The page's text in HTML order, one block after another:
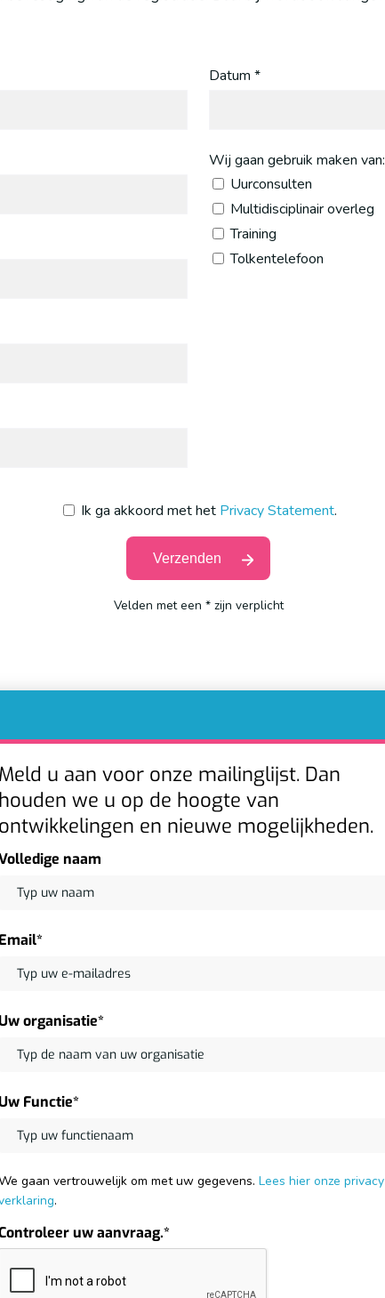
Datum *
Wij gaan gebruik maken van:
Uurconsulten
Multidisciplinair overleg
Training
Tolkentelefoon
Ik ga akkoord met het Privacy Statement.
Velden met een * zijn verplicht
Meld u aan voor onze mailinglijst. Dan
houden we u op de hoogte van
ontwikkelingen en nieuwe mogelijkheden.
naam
Email*
organisatie*
Functie*
gaan vertrouwelijk om met uw gegevens. Lees hier onze privacy
.
uw aanvraag.*